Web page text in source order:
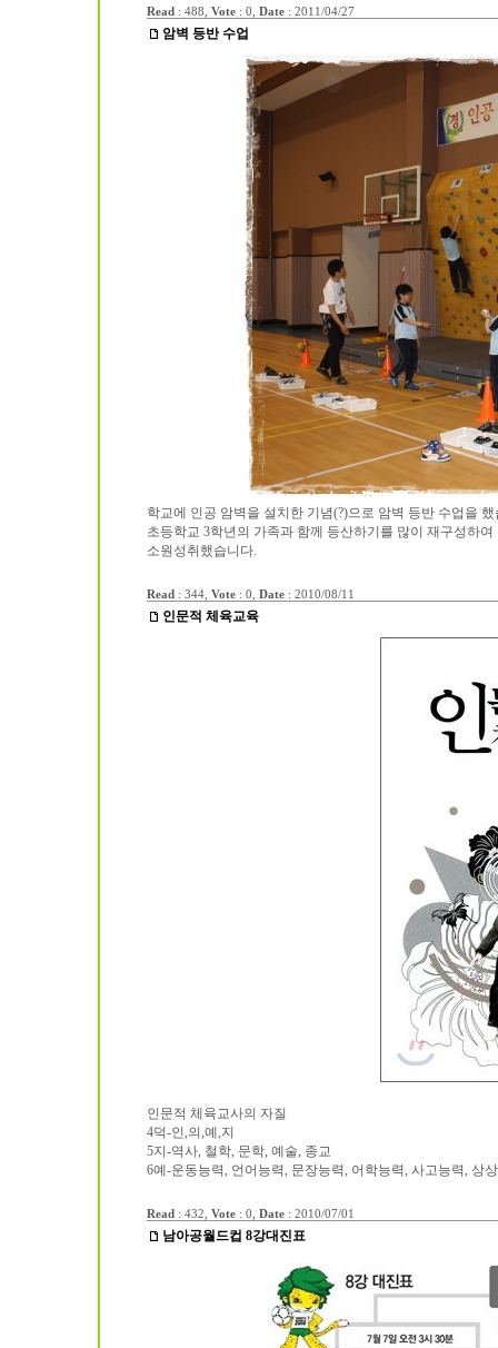
Read : 488, Vote: 0, Date: 2011/04/27
암벽 등반 수업
학교에 인공 암벽을 설치한 기념(?)으로 암벽 등반 수업을 했
초등학교 3학년의 가족과 함께 등산하기를 많이 재구성하
소원성취했습니다.
Read : 344, Vote: 0, Date: 2010/08/11
인문적 체육교육
인문적 체육교사의 자질
4덕-인,의,예,지
5지-역사, 철학, 문학, 예술, 종교
6예-운동능력, 언어능력, 문장능력, 어학능력, 사고능력, 상
Read : 432, Vote: 0, Date: 2010/07/01
남아공월드컵 8강대진표